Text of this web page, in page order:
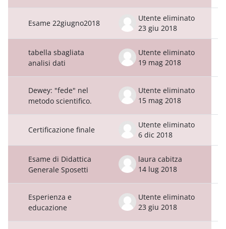
Esame 22giugno2018
Utente eliminato
23 giu 2018
tabella sbagliata
analisi dati
Utente eliminato
19 mag 2018
Dewey: "fede" nel
metodo scientifico.
Utente eliminato
15 mag 2018
Certificazione finale
Utente eliminato
6 dic 2018
Esame di Didattica
Generale Sposetti
laura cabitza
14 lug 2018
Esperienza e
educazione
Utente eliminato
23 giu 2018